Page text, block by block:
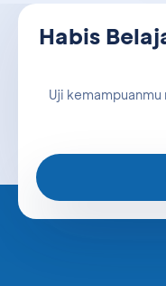
Habis
Uji